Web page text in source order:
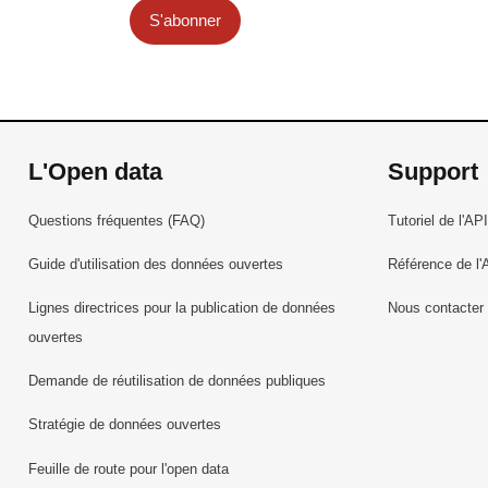
Enfants handicapés et infirmes
familiales ordinaires mensuelles
Entreprises formatrices par type
Examen de fin d'études secondaires
Examens médico-sportifs
Fédérations agréées régissant un sport non-
Fédérations agréées régissant un sport
Heures de formation par NACE Rev.2
Heures de formation par taille de classe
l'ISCO
S'abonner
L'Open data
Questions fréquentes (FAQ)
Guide d'utilisation des données ouvertes
Lignes directrices pour la publication de données
ouvertes
Demande de réutilisation de données publiques
Stratégie de données ouvertes
Feuille de route pour l'open data
Support
Tutoriel de l'API
Référence de
Nous contacter